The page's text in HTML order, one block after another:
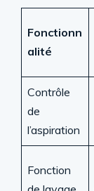
Fonctionn
alité
Contrôle
de
l’aspiration
Fonction